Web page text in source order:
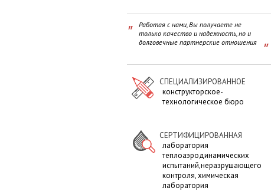
Работая с нами, Вы получаете не
только качество и надежность, но и
долговечные партнерские отношения
"
СПЕЦИАЛИЗИРОВАННОЕ
конструкторское-
технологическое бюро
СЕРТИФИЦИРОВАННАЯ
лаборатория
теплоаэродинамических
испытаний,неразрушающего
контроля, химическая
лаборатория